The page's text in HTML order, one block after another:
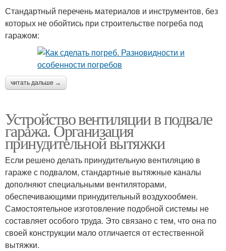
Стандартный перечень материалов и инструментов, без
которых не обойтись при строительстве погреба под
гаражом:
читать дальше →
Устройство вентиляции в подвале
гаража. Организация
принудительной вытяжки
Если решено делать принудительную вентиляцию в
гараже с подвалом, стандартные вытяжные каналы
дополняют специальными вентиляторами,
обеспечивающими принудительный воздухообмен.
Самостоятельное изготовление подобной системы не
составляет особого труда. Это связано с тем, что она по
своей конструкции мало отличается от естественной
вытяжки.